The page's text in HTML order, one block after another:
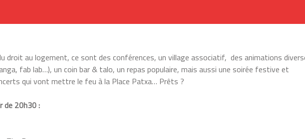
droit au logement, ce sont des conférences, un village associatif, des animations
fab lab…), un coin bar & talo, un repas populaire,mais aussi une soirée festive et
qui vont mettre le feu à la Place Patxa… Prêts ?
de 20h30 :